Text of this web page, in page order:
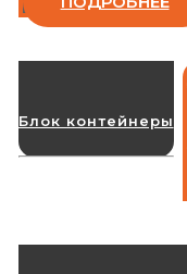
Блок контейнеры